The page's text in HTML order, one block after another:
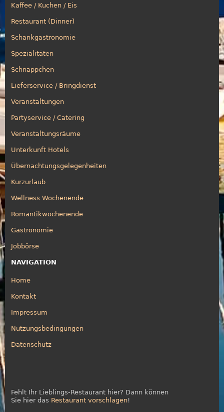
Kaffee / Kuchen / Eis
Restaurant (Dinner)
Schankgastronomie
Spezialitäten
Schnäppchen
Lieferservice / Bringdienst
Veranstaltungen
Partyservice / Catering
Veranstaltungsräume
Unterkunft Hotels
Übernachtungsgelegenheiten
Kurzurlaub
Wellness Wochenende
Romantikwochenende
Gastronomie
Jobbörse
NAVIGATION
Home
Kontakt
Impressum
Nutzungsbedingungen
Datenschutz
Fehlt Ihr Lieblings-Restaurant hier? Dann können
Sie hier das Restaurant vorschlagen!